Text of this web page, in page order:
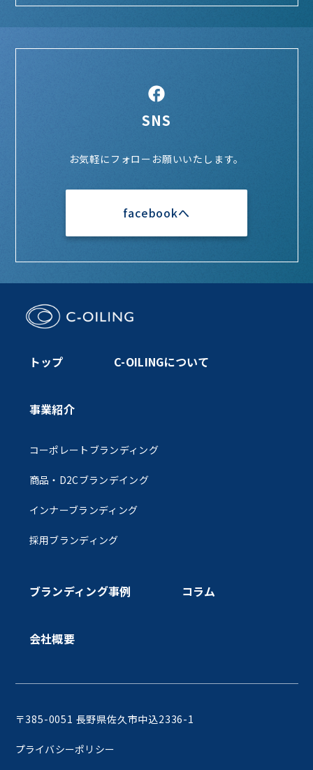
SNS
お気軽にフォローお願いいたします。
facebookへ
トップ C-OILINGについて
事業紹介
コーポレートブランディング
商品・D2Cブランデイング
インナーブランディング
採用ブランディング
ブランディング事例 コラム
会社概要
〒385-0051 長野県佐久市中込2336-1
プライバシーポリシー